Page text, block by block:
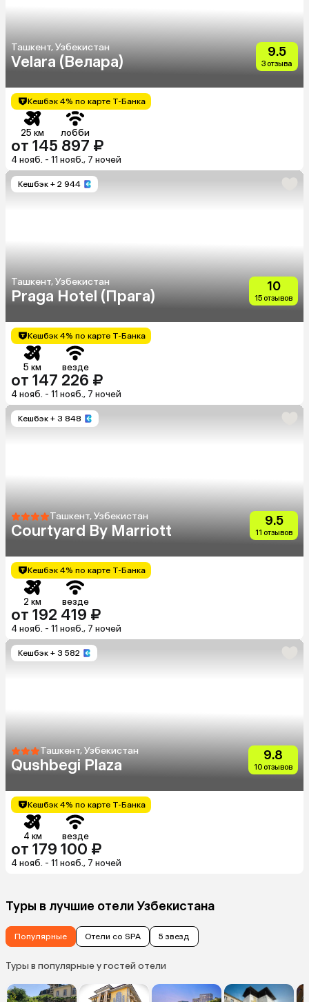
Ташкент, Узбекистан
Velara (Велара)
9.5
3 отзыва
Кешбэк 4% по карте Т-Банка
25 км лобби
от 145 897 ₽
4 нояб. - 11 нояб., 7 ночей
Кешбэк + 2 944
Ташкент, Узбекистан
Praga Hotel (Прага)
10
15 отзывов
Кешбэк 4% по карте Т-Банка
5 км везде
от 147 226 ₽
4 нояб. - 11 нояб., 7 ночей
Кешбэк + 3 848
Ташкент, Узбекистан
Courtyard By Marriott
9.5
11 отзывов
Кешбэк 4% по карте Т-Банка
2 км везде
от 192 419 ₽
4 нояб. - 11 нояб., 7 ночей
Кешбэк + 3 582
Ташкент, Узбекистан
Qushbegi Plaza
9.8
10 отзывов
Кешбэк 4% по карте Т-Банка
4 км везде
от 179 100 ₽
4 нояб. - 11 нояб., 7 ночей
Туры в лучшие отели Узбекистана
Популярные Отели со SPA 5 звезд
Туры в популярные у гостей отели